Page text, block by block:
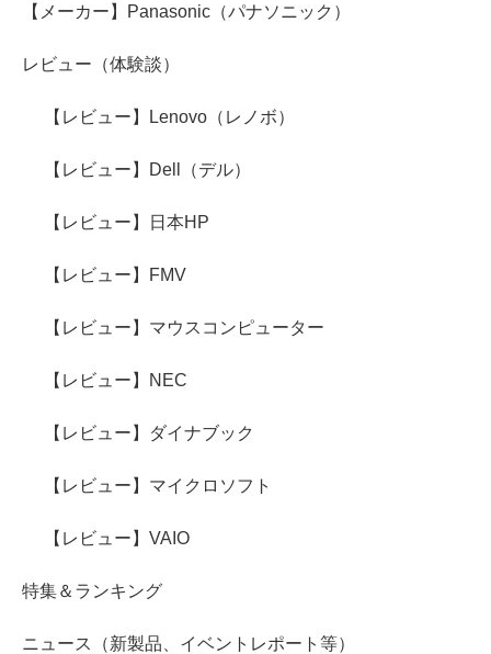
【メーカー】Panasonic（パナソニック）
レビュー（体験談）
【レビュー】Lenovo（レノボ）
【レビュー】Dell（デル）
【レビュー】日本HP
【レビュー】FMV
【レビュー】マウスコンピューター
【レビュー】NEC
【レビュー】ダイナブック
【レビュー】マイクロソフト
【レビュー】VAIO
特集＆ランキング
ニュース（新製品、イベントレポート等）